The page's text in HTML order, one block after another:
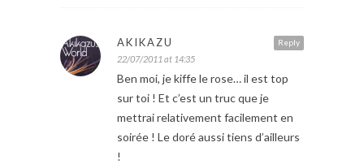
Reply
AKIKAZU
22/07/2011 at 14:35
Ben moi, je kiffe le rose… il est top
sur toi ! Et c’est un truc que je
mettrai relativement facilement en
soirée ! Le doré aussi tiens d’ailleurs
!